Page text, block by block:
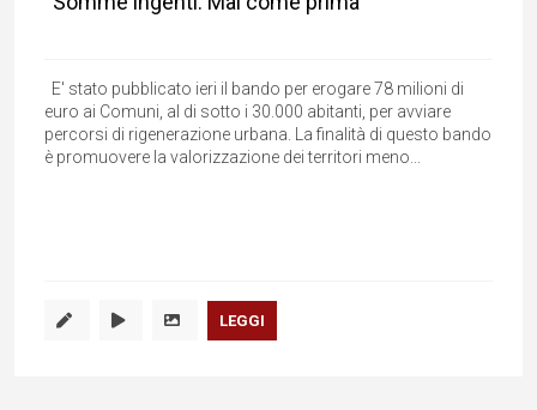
E' stato pubblicato ieri il bando per erogare 78 milioni di
euro ai Comuni, al di sotto i 30.000 abitanti, per avviare
percorsi di rigenerazione urbana. La finalità di questo bando
è promuovere la valorizzazione dei territori meno...
LEGGI